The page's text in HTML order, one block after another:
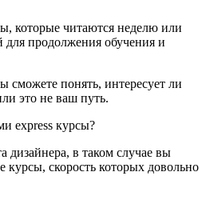
которые читаются неделю или
для продолжения обучения и
сможете понять, интересует ли
это не ваш путь.
express курсы?
дизайнера, в таком случае вы
курсы, скорость которых довольно